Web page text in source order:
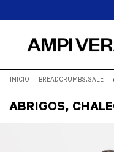
INICIO | BREADCRUMBS.SALE |
ABRIGOS,